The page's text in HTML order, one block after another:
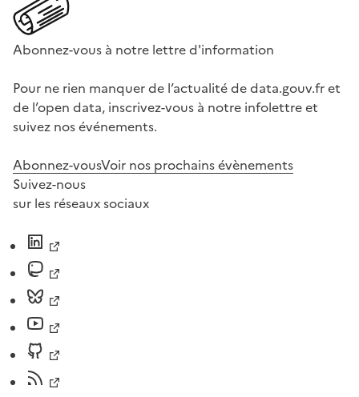
Abonnez-vous à notre lettre d'information
Pour ne rien manquer de l’actualité de data.gouv.fr et
de l’open data, inscrivez-vous à notre infolettre et
suivez nos événements.
Abonnez-vousVoir nos prochains évènements
Suivez-nous
sur les réseaux sociaux